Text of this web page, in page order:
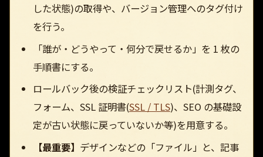
した状態)の取得や、バージョン管理へのタグ付け
を行う。
「誰が・どうやって・何分で戻せるか」を 1 枚の
手順書にする。
ロールバック後の検証チェックリスト(計測タグ、
フォーム、SSL 証明書(SSL / TLS)、SEO の基礎設
定が古い状態に戻っていないか等)を用意する。
【最重要】 デザインなどの「ファイル」と、記事